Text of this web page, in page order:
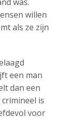
willen
als ze zijn
een man
dan een
is
voor